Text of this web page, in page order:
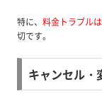
特に、 料金トラブル
切です。
キャンセル・